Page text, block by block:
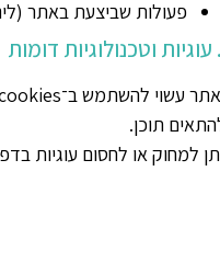
פעולות שביצעת באתר
עוגיות וטכנולוגיות דומות
תוכן.
למחוק או לחסום עוגיות